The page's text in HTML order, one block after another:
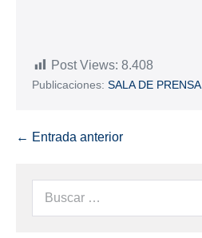
Post Views: 8.408
Publicaciones: SALA DE PRENSA
← Entrada anterior